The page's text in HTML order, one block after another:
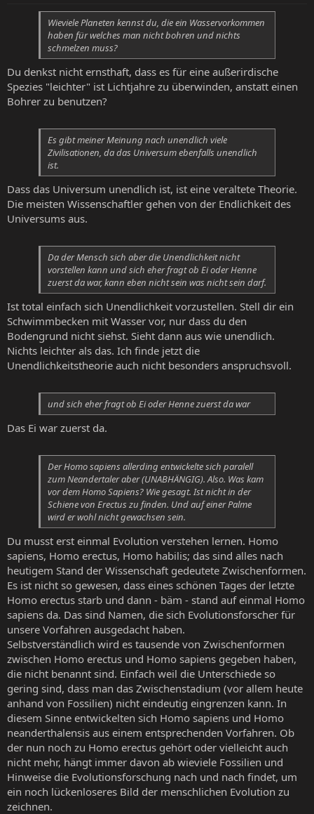
Wieviele Planeten kennst du, die ein Wasservorkommen
haben für welches man nicht bohren und nichts
schmelzen muss?
Du denkst nicht ernsthaft, dass es für eine außerirdische
Spezies "leichter" ist Lichtjahre zu überwinden, anstatt einen
Bohrer zu benutzen?
Es gibt meiner Meinung nach unendlich viele
Zivilisationen, da das Universum ebenfalls unendlich
ist.
Dass das Universum unendlich ist, ist eine veraltete Theorie.
Die meisten Wissenschaftler gehen von der Endlichkeit des
Universums aus.
Da der Mensch sich aber die Unendlichkeit nicht
vorstellen kann und sich eher fragt ob Ei oder Henne
zuerst da war, kann eben nicht sein was nicht sein darf.
Ist total einfach sich Unendlichkeit vorzustellen. Stell dir ein
Schwimmbecken mit Wasser vor, nur dass du den
Bodengrund nicht siehst. Sieht dann aus wie unendlich.
Nichts leichter als das. Ich finde jetzt die
Unendlichkeitstheorie auch nicht besonders anspruchsvoll.
und sich eher fragt ob Ei oder Henne zuerst da war
Das Ei war zuerst da.
Der Homo sapiens allerding entwickelte sich paralell
zum Neandertaler aber (UNABHÄNGIG). Also. Was kam
vor dem Homo Sapiens? Wie gesagt. Ist nicht in der
Schiene von Erectus zu finden. Und auf einer Palme
wird er wohl nicht gewachsen sein.
Du musst erst einmal Evolution verstehen lernen. Homo
sapiens, Homo erectus, Homo habilis; das sind alles nach
heutigem Stand der Wissenschaft gedeutete Zwischenformen.
Es ist nicht so gewesen, dass eines schönen Tages der letzte
Homo erectus starb und dann - bäm - stand auf einmal Homo
sapiens da. Das sind Namen, die sich Evolutionsforscher für
unsere Vorfahren ausgedacht haben.
Selbstverständlich wird es tausende von Zwischenformen
zwischen Homo erectus und Homo sapiens gegeben haben,
die nicht benannt sind. Einfach weil die Unterschiede so
gering sind, dass man das Zwischenstadium (vor allem heute
anhand von Fossilien) nicht eindeutig eingrenzen kann. In
diesem Sinne entwickelten sich Homo sapiens und Homo
neanderthalensis aus einem entsprechenden Vorfahren. Ob
der nun noch zu Homo erectus gehört oder vielleicht auch
nicht mehr, hängt immer davon ab wieviele Fossilien und
Hinweise die Evolutionsforschung nach und nach findet, um
ein noch lückenloseres Bild der menschlichen Evolution zu
zeichnen.